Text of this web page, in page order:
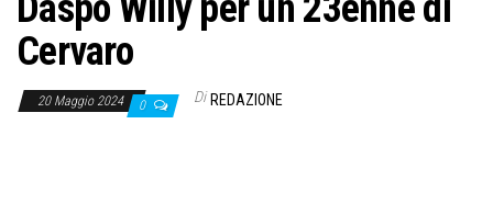
Cervaro
20 Maggio 2024 0 Di REDAZIONE